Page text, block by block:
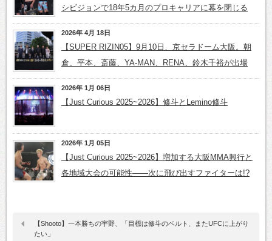
シビジョンで18年5カ月のプロキャリアに幕を閉じる
2026年 4月 18日
【SUPER RIZIN05】9月10日、京セラドーム大阪。朝
倉、平本、斎藤、YA-MAN、RENA、鈴木千裕が出場
2026年 1月 06日
【Just Curious 2025~2026】修斗とLemino修斗
2026年 1月 05日
【Just Curious 2025~2026】増加する大阪MMA興行と
各地域大会の可能性——次に飛び出すファイターは!?
【Shooto】一本勝ちの宇野、「目標は修斗のベルト、またUFCに上がり
たい」